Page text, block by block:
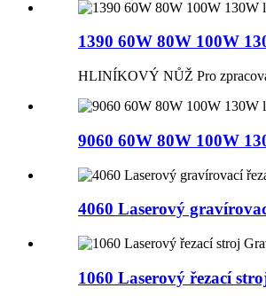
1390 60W 80W 100W
HLINÍKOVÝ NŮŽ Pro
9060 60W 80W 100W
4060 Laserový
1060 Laserový řezací